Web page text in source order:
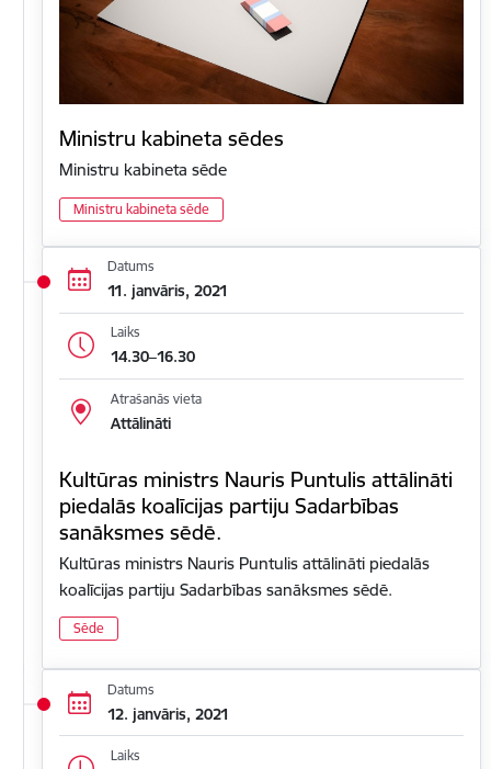
Ministru kabineta sēdes
Ministru kabineta sēde
Ministru kabineta sēde
Datums
11. janvāris, 2021
Laiks
14.30–16.30
Atrašanās vieta
Attālināti
Kultūras ministrs Nauris Puntulis attālināti
piedalās koalīcijas partiju Sadarbības
sanāksmes sēdē.
Kultūras ministrs Nauris Puntulis attālināti piedalās
koalīcijas partiju Sadarbības sanāksmes sēdē.
Sēde
Datums
12. janvāris, 2021
Laiks